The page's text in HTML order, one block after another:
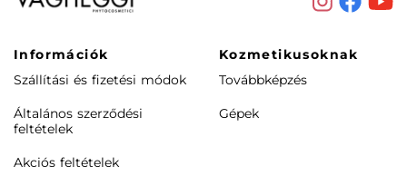
Információk
Szállítási és fizetési módok
Általános szerződési
feltételek
Akciós feltételek
Kozmetikusoknak
Továbbképzés
Gépek